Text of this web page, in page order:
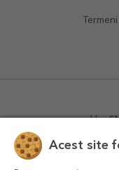
powered by
Acest site